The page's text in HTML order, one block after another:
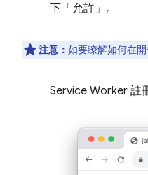
下「允許」 。
注意： 如要瞭解如何在
Service Worker 註